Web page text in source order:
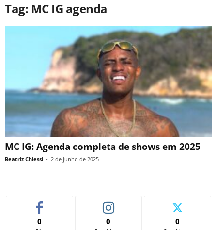
Tag: MC IG agenda
MC IG: Agenda completa de shows em 2025
Beatriz Chiessi - 2 de junho de 2025
0 0 0